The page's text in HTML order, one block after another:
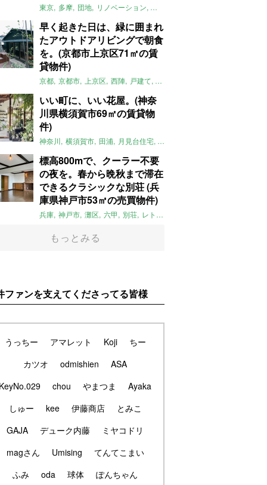
東京 多摩 団地 リノベーション 庭
早く起きた日は、緑に囲まれ
たアウトドアリビングで朝食
を。(京都市上京区71㎡の賃
貸物件)
京都 京都市 上京区 西陣 戸建て 平屋
いい町に、いい花屋。(神奈
川県横須賀市69㎡の賃貸物
件)
神奈川 横須賀市 田浦 月見台住宅 一軒家
標高800mで、クーラー不要
の夜を。春から晩秋まで滞在
できるクラシックな別荘 (兵
庫県神戸市53㎡の売買物件)
兵庫 神戸市 灘区 六甲 別荘 レトロ
もっとみる
ファンを支えてくださってる皆様
うっちー アマレット Koji
ちー
カツオ
odmishien
ASA
chou やまつま
Ayaka
しゅー
kee 伊藤商店
とみこ
GAJA
デューク内藤
ミヤコドリ
magさん
Umising
てんてこまい
ふみ
oda 球体 ぽんちゃん